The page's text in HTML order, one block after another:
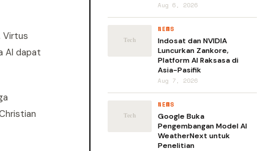
Virtus
AI dapat
Aug 6, 2026
NEWS
Indosat dan NVIDIA
Luncurkan Zankore,
Platform AI Raksasa di
Asia-Pasifik
Aug 7, 2026
NEWS
Google Buka
Pengembangan Model AI
WeatherNext untuk
Penelitian